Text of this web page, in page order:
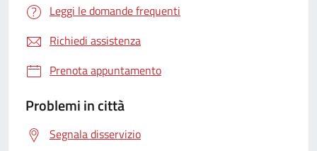
Leggi le domande frequenti
Richiedi assistenza
Prenota appuntamento
Problemi in città
Segnala disservizio